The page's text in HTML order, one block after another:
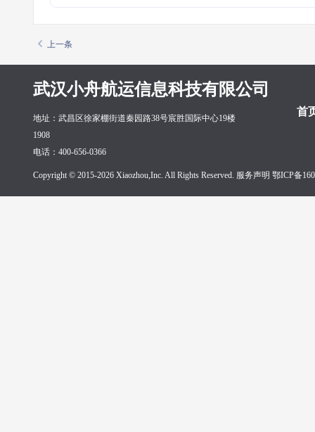
上一条
武汉小舟航运信息科技有限公司
首
地址：武昌区徐家棚街道秦园路38号宸胜国际中心19楼
1908
电话：400-656-0366
Copyright © 2015-2026 Xiaozhou,Inc. All Rights Reserved. 服务声明 鄂ICP备